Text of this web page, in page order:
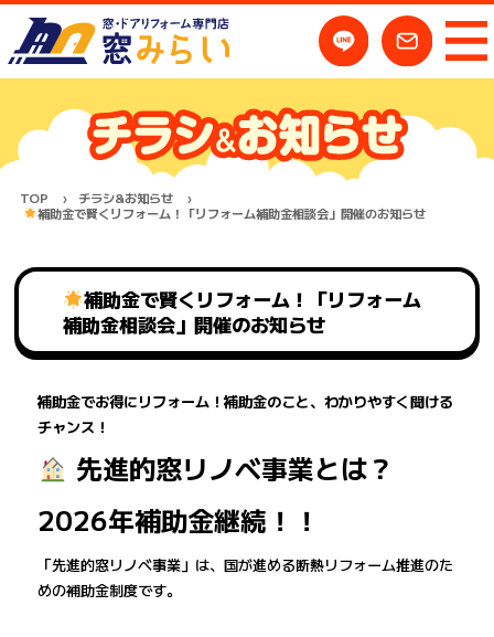
TOP
チラシ&お知らせ
補助金で賢くリフォーム！「リフォーム補助金相談会」開催のお知らせ
補助金で賢くリフォーム！「リフォーム
補助金相談会」開催のお知らせ
補助金でお得にリフォーム！補助金のこと、わかりやすく聞ける
チャンス！
先進的窓リノベ事業とは？
2026年補助金継続！！
「先進的窓リノベ事業」は、国が進める断熱リフォーム推進のた
めの補助金制度です。